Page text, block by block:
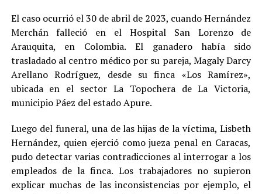
El caso ocurrió el 30 de abril de 2023, cuando Hernández
Merchán falleció en el Hospital San Lorenzo de
Arauquita, en Colombia. El ganadero había sido
trasladado al centro médico por su pareja, Magaly Darcy
Arellano Rodríguez, desde su finca «Los Ramírez»,
ubicada en el sector La Topochera de La Victoria,
municipio Páez del estado Apure.
Luego del funeral, una de las hijas de la víctima, Lisbeth
Hernández, quien ejerció como jueza penal en Caracas,
pudo detectar varias contradicciones al interrogar a los
empleados de la finca. Los trabajadores no supieron
explicar muchas de las inconsistencias por ejemplo, el